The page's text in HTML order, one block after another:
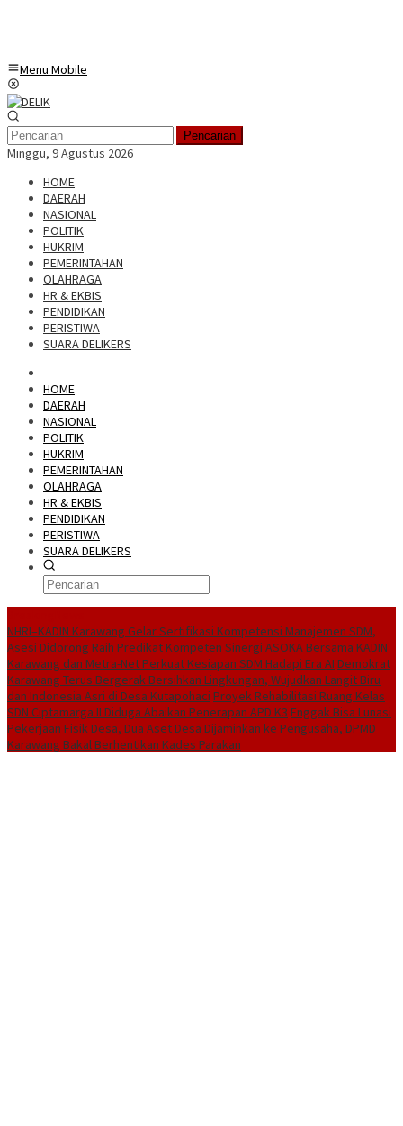
Menu Mobile
Pencarian
Minggu, 9 Agustus 2026
HOME
DAERAH
NASIONAL
POLITIK
HUKRIM
PEMERINTAHAN
OLAHRAGA
HR & EKBIS
PENDIDIKAN
PERISTIWA
SUARA DELIKERS
HOME
DAERAH
NASIONAL
POLITIK
HUKRIM
PEMERINTAHAN
OLAHRAGA
HR & EKBIS
PENDIDIKAN
PERISTIWA
SUARA DELIKERS
NHRI–KADIN Karawang Gelar Sertifikasi Kompetensi Manajemen SDM,
Asesi Didorong Raih Predikat Kompeten Sinergi ASOKA Bersama KADIN
Karawang dan Metra-Net Perkuat Kesiapan SDM Hadapi Era AI Demokrat
Karawang Terus Bergerak Bersihkan Lingkungan, Wujudkan Langit Biru
dan Indonesia Asri di Desa Kutapohaci Proyek Rehabilitasi Ruang Kelas
SDN Ciptamarga II Diduga Abaikan Penerapan APD K3 Enggak Bisa Lunasi
Pekerjaan Fisik Desa, Dua Aset Desa Dijaminkan ke Pengusaha, DPMD
Karawang Bakal Berhentikan Kades Parakan